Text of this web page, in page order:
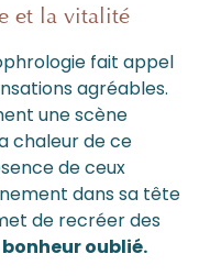
et la vitalité
fait appel
agréables.
une scène
chaleur de ce
de ceux
dans sa tête
de recréer des
oublié.